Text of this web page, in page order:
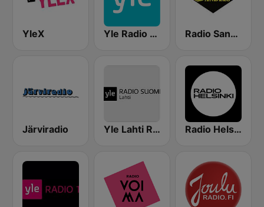
YleX Yle Radio Häme Radio Sandels
Järviradio Yle Lahti Radio Suomi Radio Helsinki